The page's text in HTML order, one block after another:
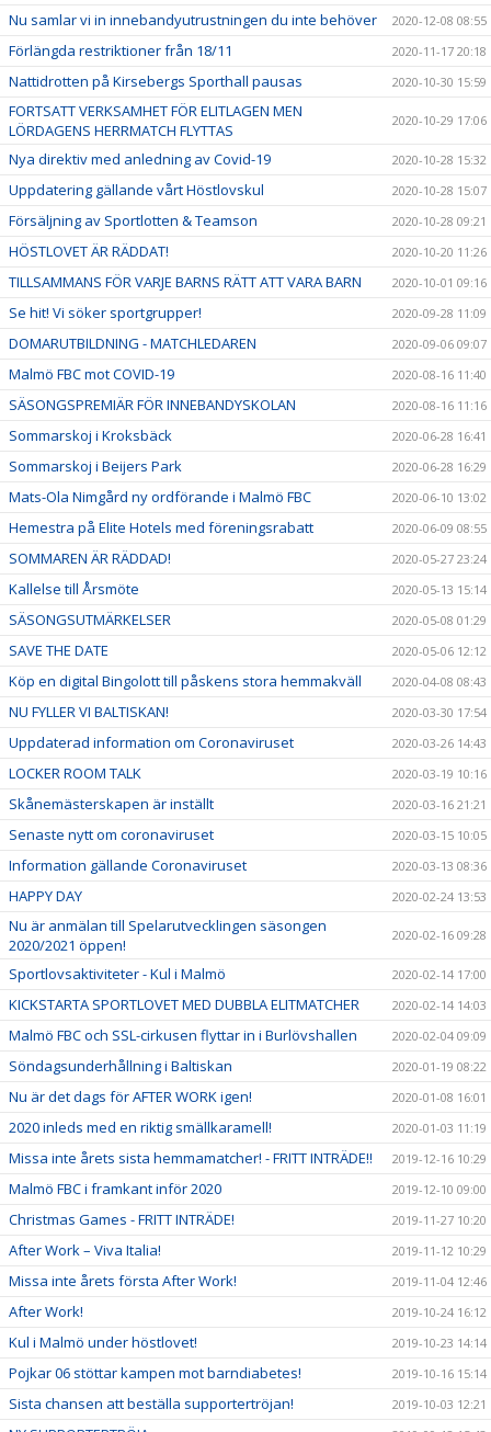
Nu samlar vi in innebandyutrustningen du inte behöver 2020-12-08 08:55
Förlängda restriktioner från 18/11 2020-11-17 20:18
Nattidrotten på Kirsebergs Sporthall pausas 2020-10-30 15:59
FORTSATT VERKSAMHET FÖR ELITLAGEN MEN
LÖRDAGENS HERRMATCH FLYTTAS
2020-10-29 17:06
Nya direktiv med anledning av Covid-19 2020-10-28 15:32
Uppdatering gällande vårt Höstlovskul 2020-10-28 15:07
Försäljning av Sportlotten & Teamson 2020-10-28 09:21
HÖSTLOVET ÄR RÄDDAT! 2020-10-20 11:26
TILLSAMMANS FÖR VARJE BARNS RÄTT ATT VARA BARN 2020-10-01 09:16
Se hit! Vi söker sportgrupper! 2020-09-28 11:09
DOMARUTBILDNING - MATCHLEDAREN 2020-09-06 09:07
Malmö FBC mot COVID-19 2020-08-16 11:40
SÄSONGSPREMIÄR FÖR INNEBANDYSKOLAN 2020-08-16 11:16
Sommarskoj i Kroksbäck 2020-06-28 16:41
Sommarskoj i Beijers Park 2020-06-28 16:29
Mats-Ola Nimgård ny ordförande i Malmö FBC 2020-06-10 13:02
Hemestra på Elite Hotels med föreningsrabatt 2020-06-09 08:55
SOMMAREN ÄR RÄDDAD! 2020-05-27 23:24
Kallelse till Årsmöte 2020-05-13 15:14
SÄSONGSUTMÄRKELSER 2020-05-08 01:29
SAVE THE DATE 2020-05-06 12:12
Köp en digital Bingolott till påskens stora hemmakväll 2020-04-08 08:43
NU FYLLER VI BALTISKAN! 2020-03-30 17:54
Uppdaterad information om Coronaviruset 2020-03-26 14:43
LOCKER ROOM TALK 2020-03-19 10:16
Skånemästerskapen är inställt 2020-03-16 21:21
Senaste nytt om coronaviruset 2020-03-15 10:05
Information gällande Coronaviruset 2020-03-13 08:36
HAPPY DAY 2020-02-24 13:53
Nu är anmälan till Spelarutvecklingen säsongen
2020/2021 öppen!
2020-02-16 09:28
Sportlovsaktiviteter - Kul i Malmö 2020-02-14 17:00
KICKSTARTA SPORTLOVET MED DUBBLA ELITMATCHER 2020-02-14 14:03
Malmö FBC och SSL-cirkusen flyttar in i Burlövshallen 2020-02-04 09:09
Söndagsunderhållning i Baltiskan 2020-01-19 08:22
Nu är det dags för AFTER WORK igen! 2020-01-08 16:01
2020 inleds med en riktig smällkaramell! 2020-01-03 11:19
Missa inte årets sista hemmamatcher! - FRITT INTRÄDE!! 2019-12-16 10:29
Malmö FBC i framkant inför 2020 2019-12-10 09:00
Christmas Games - FRITT INTRÄDE! 2019-11-27 10:20
After Work – Viva Italia! 2019-11-12 10:29
Missa inte årets första After Work! 2019-11-04 12:46
After Work! 2019-10-24 16:12
Kul i Malmö under höstlovet! 2019-10-23 14:14
Pojkar 06 stöttar kampen mot barndiabetes! 2019-10-16 15:14
Sista chansen att beställa supportertröjan! 2019-10-03 12:21